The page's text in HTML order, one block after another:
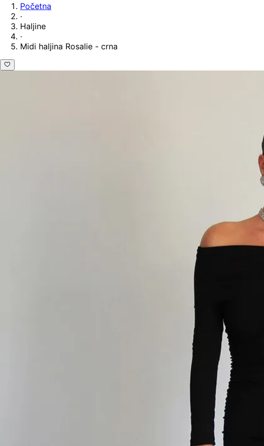
Početna
·
Haljine
·
Midi haljina Rosalie - crna